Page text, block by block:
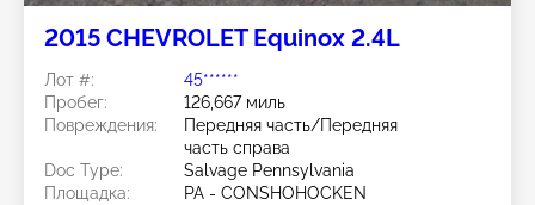
2015 CHEVROLET Equinox 2.4L
Лот #:
45******
Пробег:
126,667 миль
Повреждения:
Передняя часть/Передняя
часть справа
Doc Type:
Salvage Pennsylvania
Площадка:
PA - CONSHOHOCKEN